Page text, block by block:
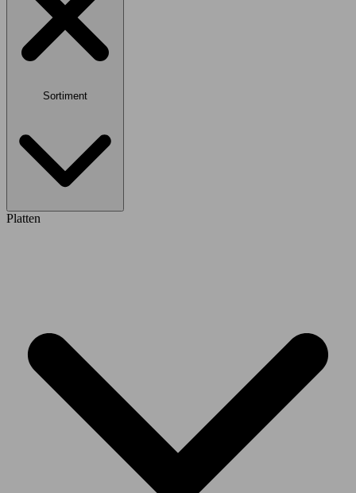
Sortiment
Platten